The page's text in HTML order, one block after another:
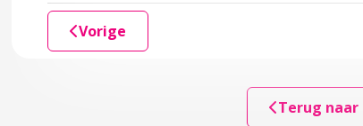
Vorige
Terug